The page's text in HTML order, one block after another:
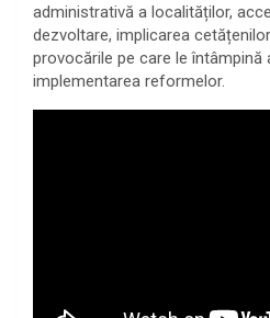
administrativă a localităților,
dezvoltare, implicarea
provocările pe care le întâmpină
implementarea reformelor.